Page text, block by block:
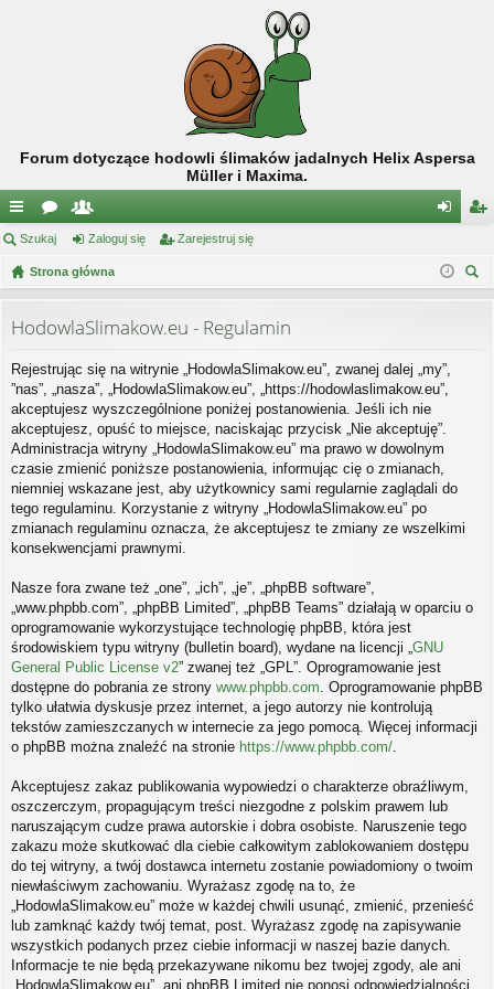
Forum dotyczące hodowli ślimaków jadalnych Helix Aspersa
Müller i Maxima.
ię
ce
…
or
a
ży
tk
w
ni
cy
og
ę
ej
Szukaj Zaloguj się Zarejestruj się
Strona główna
HodowlaSlimakow.eu - Regulamin
Rejestrując się na witrynie „HodowlaSlimakow.eu”, zwanej dalej „my”,
”nas”, „nasza”, „HodowlaSlimakow.eu”, „https://hodowlaslimakow.eu”,
akceptujesz wyszczególnione poniżej postanowienia. Jeśli ich nie
akceptujesz, opuść to miejsce, naciskając przycisk „Nie akceptuję”.
Administracja witryny „HodowlaSlimakow.eu” ma prawo w dowolnym
czasie zmienić poniższe postanowienia, informując cię o zmianach,
niemniej wskazane jest, aby użytkownicy sami regularnie zaglądali do
tego regulaminu. Korzystanie z witryny „HodowlaSlimakow.eu” po
zmianach regulaminu oznacza, że akceptujesz te zmiany ze wszelkimi
konsekwencjami prawnymi.
Nasze fora zwane też „one”, „ich”, „je”, „phpBB software”,
„www.phpbb.com”, „phpBB Limited”, „phpBB Teams” działają w oparciu o
oprogramowanie wykorzystujące technologię phpBB, która jest
środowiskiem typu witryny (bulletin board), wydane na licencji „ GNU
General Public License v2” zwanej też „GPL”. Oprogramowanie jest
dostępne do pobrania ze strony www.phpbb.com . Oprogramowanie phpBB
tylko ułatwia dyskusje przez internet, a jego autorzy nie kontrolują
tekstów zamieszczanych w internecie za jego pomocą. Więcej informacji
o phpBB można znaleźć na stronie https://www.phpbb.com/
Akceptujesz zakaz publikowania wypowiedzi o charakterze obraźliwym,
oszczerczym, propagującym treści niezgodne z polskim prawem lub
naruszającym cudze prawa autorskie i dobra osobiste. Naruszenie tego
zakazu może skutkować dla ciebie całkowitym zablokowaniem dostępu
do tej witryny, a twój dostawca internetu zostanie powiadomiony o twoim
niewłaściwym zachowaniu. Wyrażasz zgodę na to, że
„HodowlaSlimakow.eu” może w każdej chwili usunąć, zmienić, przenieść
lub zamknąć każdy twój temat, post. Wyrażasz zgodę na zapisywanie
wszystkich podanych przez ciebie informacji w naszej bazie danych.
Informacje te nie będą przekazywane nikomu bez twojej zgody, ale ani
„HodowlaSlimakow.eu”, ani phpBB Limited nie ponosi odpowiedzialności